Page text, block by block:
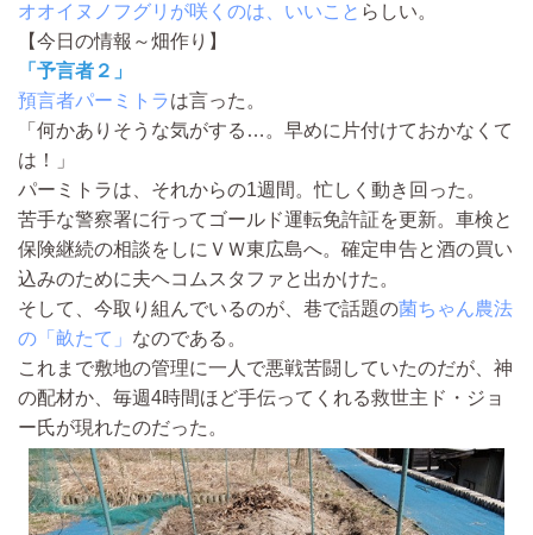
オオイヌノフグリが咲くのは、いいこと らしい。
【今日の情報～畑作り】
「予言者２」
預言者パーミトラは言った。
「何かありそうな気がする…。早めに片付けておかなくて
は！」
パーミトラは、それからの1週間。忙しく動き回った。
苦手な警察署に行ってゴールド運転免許証を更新。車検と
保険継続の相談をしにＶＷ東広島へ。確定申告と酒の買い
込みのために夫ヘコムスタファと出かけた。
そして、今取り組んでいるのが、巷で話題の菌ちゃん農法
の「畝たて」 なのである。
これまで敷地の管理に一人で悪戦苦闘していたのだが、神
の配材か、毎週4時間ほど手伝ってくれる救世主ド・ジョ
ー氏が現れたのだった。